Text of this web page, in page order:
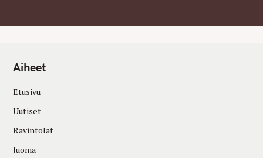
Aiheet
Etusivu
Uutiset
Ravintolat
Juoma